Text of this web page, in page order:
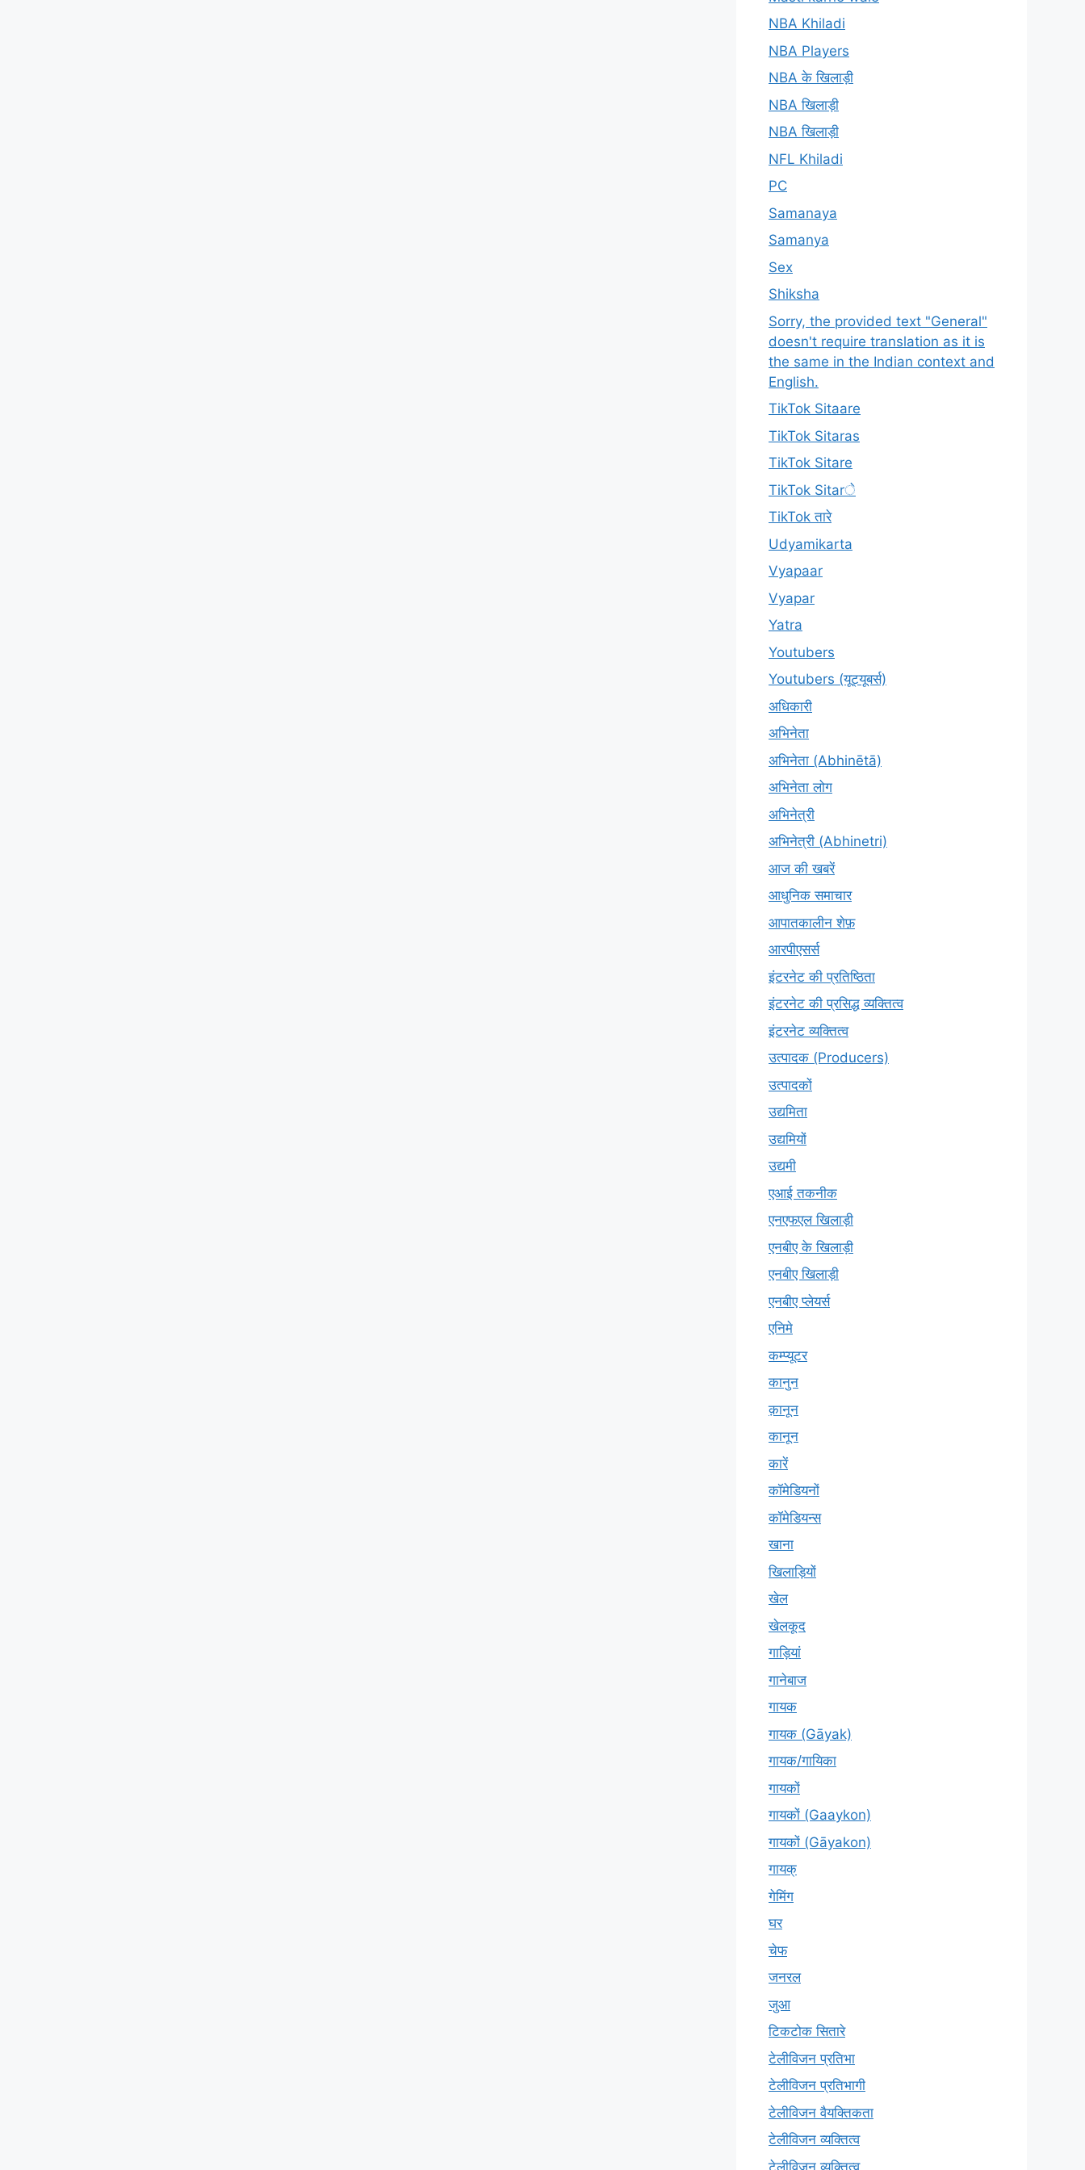
NBA Khiladi
NBA Players
NBA के खिलाड़ी
NBA खिलाड़ी
NBA खिलाड़ी
NFL Khiladi
PC
Samanaya
Samanya
Sex
Shiksha
Sorry, the provided text "General"
doesn't require translation as it is
the same in the Indian context and
English.
TikTok Sitaare
TikTok Sitaras
TikTok Sitare
TikTok Sitarे
TikTok तारे
Udyamikarta
Vyapaar
Vyapar
Yatra
Youtubers
Youtubers (यूट्यूबर्स)
अधिकारी
अभिनेता
अभिनेता (Abhinētā)
अभिनेता लोग
अभिनेत्री
अभिनेत्री (Abhinetri)
आज की खबरें
आधुनिक समाचार
आपातकालीन शेफ़
आरपीएसर्स
इंटरनेट की प्रतिष्ठिता
इंटरनेट की प्रसिद्ध व्यक्तित्व
इंटरनेट व्यक्तित्व
उत्पादक (Producers)
उत्पादकों
उद्यमिता
उद्यमियों
उद्यमी
एआई तकनीक
एनएफएल खिलाड़ी
एनबीए के खिलाड़ी
एनबीए खिलाड़ी
एनबीए प्लेयर्स
एनिमे
कम्प्यूटर
कानुन
क़ानून
कानून
कारें
कॉमेडियनों
कॉमेडियन्स
खाना
खिलाड़ियों
खेल
खेलकूद
गाड़ियां
गानेबाज
गायक
गायक (Gāyak)
गायक/गायिका
गायकों
गायकों (Gaaykon)
गायकों (Gāyakon)
गायक्
गेमिंग
घर
चेफ
जनरल
जुआ
टिकटोक सितारे
टेलीविजन प्रतिभा
टेलीविजन प्रतिभागी
टेलीविजन वैयक्तिकता
टेलीविजन व्यक्तित्व
टेलीविज़न व्यक्तित्व